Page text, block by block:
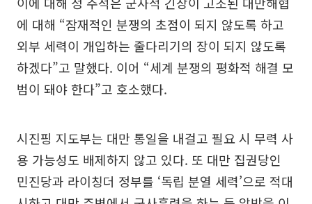
에 대해 “잠재적인 분쟁의 초점이 되지 않도록 하고
외부 세력이 개입하는 줄다리기의 장이 되지 않도록
하겠다”고 말했다. 이어 “세계 분쟁의 평화적 해결 모
범이 돼야 한다”고 호소했다.
시진핑 지도부는 대만 통일을 내걸고 필요 시 무력 사
용 가능성도 배제하지 않고 있다. 또 대만 집권당인
민진당과 라이칭더 정부를 ‘독립 분열 세력’으로 적대